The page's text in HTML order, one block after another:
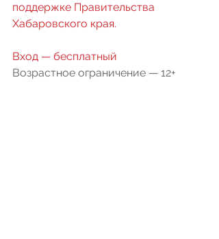
поддержке Правительства
Хабаровского края.
Вход — бесплатный
Возрастное ограничение — 12+